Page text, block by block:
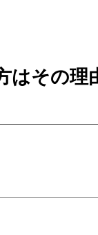
はその理